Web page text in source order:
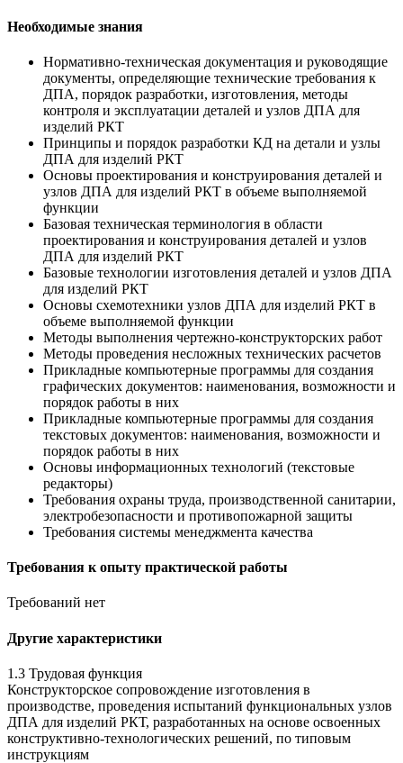
Необходимые знания
Нормативно-техническая документация и руководящие
документы, определяющие технические требования к
ДПА, порядок разработки, изготовления, методы
контроля и эксплуатации деталей и узлов ДПА для
изделий РКТ
Принципы и порядок разработки КД на детали и узлы
ДПА для изделий РКТ
Основы проектирования и конструирования деталей и
узлов ДПА для изделий РКТ в объеме выполняемой
функции
Базовая техническая терминология в области
проектирования и конструирования деталей и узлов
ДПА для изделий РКТ
Базовые технологии изготовления деталей и узлов ДПА
для изделий РКТ
Основы схемотехники узлов ДПА для изделий РКТ в
объеме выполняемой функции
Методы выполнения чертежно-конструкторских работ
Методы проведения несложных технических расчетов
Прикладные компьютерные программы для создания
графических документов: наименования, возможности и
порядок работы в них
Прикладные компьютерные программы для создания
текстовых документов: наименования, возможности и
порядок работы в них
Основы информационных технологий (текстовые
редакторы)
Требования охраны труда, производственной санитарии,
электробезопасности и противопожарной защиты
Требования системы менеджмента качества
Требования к опыту практической работы
Требований нет
Другие характеристики
1.3 Трудовая функция
Конструкторское сопровождение изготовления в
производстве, проведения испытаний функциональных узлов
ДПА для изделий РКТ, разработанных на основе освоенных
конструктивно-технологических решений, по типовым
инструкциям